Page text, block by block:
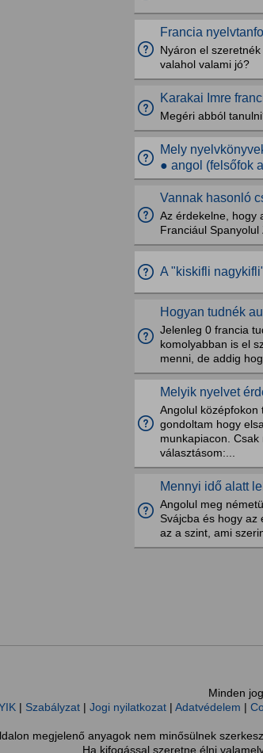
Francia
Nyáron el
valahol valami jó?
Karakai Imre
Megéri abból
Mely
● angol (felsőfok
Vannak hasonló
Az érdekelne, hogy
Franciául
A "kiskifli
Hogyan tudnék
Jelenleg 0 francia
komolyabban is el
menni, de addig
Melyik nyelvet
Angolul középfokon
gondoltam hogy
munkapiacon.
választásom:...
Mennyi idő alatt
Angolul meg
Svájcba és hogy az
az a szint, ami
Minden
| Szabályzat| Jogi nyilatkozat| Adatvédelem |
megjelenő anyagok nem minősülnek
Ha kifogással szeretne élni